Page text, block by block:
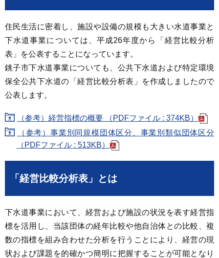
住民生活に密着し、施設や設備の規模も大きい水道事業と
下水道事業については、平成26年度から「経営比較分析
表」を公表することになっています。
銚子市下水道事業についても、公共下水道および特定環境
保全公共下水道の「経営比較分析表」を作成しましたので
公表します。
（参考）経営指標の概要 （PDFファイル : 374KB）
（参考）事業別同規模団体区分、事業別類似団体区分
（PDFファイル : 513KB）
「経営比較分析表」とは
下水道事業において、経営および施設の状況を表す経営指
標を活用し、当該団体の経年比較や他自治体との比較、複
数の指標を組み合わせた分析を行うことにより、経営の現
状および課題を的確かつ簡明に把握することが可能となり